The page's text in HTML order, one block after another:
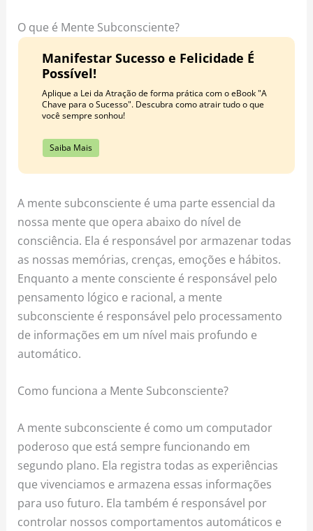
k a
m t
O que é Mente Subconsciente?
Manifestar Sucesso e Felicidade É
Possível!
Aplique a Lei da Atração de forma prática com o eBook "A
Chave para o Sucesso". Descubra como atrair tudo o que
você sempre sonhou!
Saiba Mais
A mente subconsciente é uma parte essencial da
nossa mente que opera abaixo do nível de
consciência. Ela é responsável por armazenar todas
as nossas memórias, crenças, emoções e hábitos.
Enquanto a mente consciente é responsável pelo
pensamento lógico e racional, a mente
subconsciente é responsável pelo processamento
de informações em um nível mais profundo e
automático.
Como funciona a Mente Subconsciente?
A mente subconsciente é como um computador
poderoso que está sempre funcionando em
segundo plano. Ela registra todas as experiências
que vivenciamos e armazena essas informações
para uso futuro. Ela também é responsável por
controlar nossos comportamentos automáticos e